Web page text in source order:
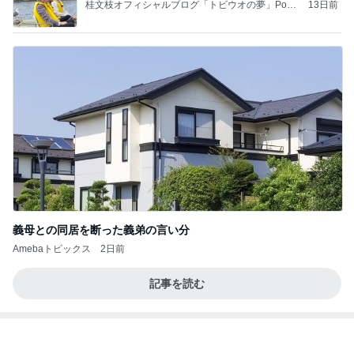
桂文枝オフィシャルブログ「トビウオの夢」Pow
13日前
義母との同居を断った義弟の言い分
Amebaトピックス 2日前
記事を読む